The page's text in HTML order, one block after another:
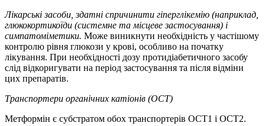
Лікарські засоби, здатні спричинити гіперглікемію (наприклад,
глюкокортикоїди (системне та місцеве застосування) і
симпатоміметики. Може виникнути необхідність у частішому
контролю рівня глюкози у крові, особливо на початку
лікування. При необхідності дозу протидіабетичного засобу
слід відкоригувати на період застосування та після відміни
цих препаратів.
Транспортери органічних катіонів (OCT)
Метформін є субстратом обох транспортерів OCT1 і OCT2.